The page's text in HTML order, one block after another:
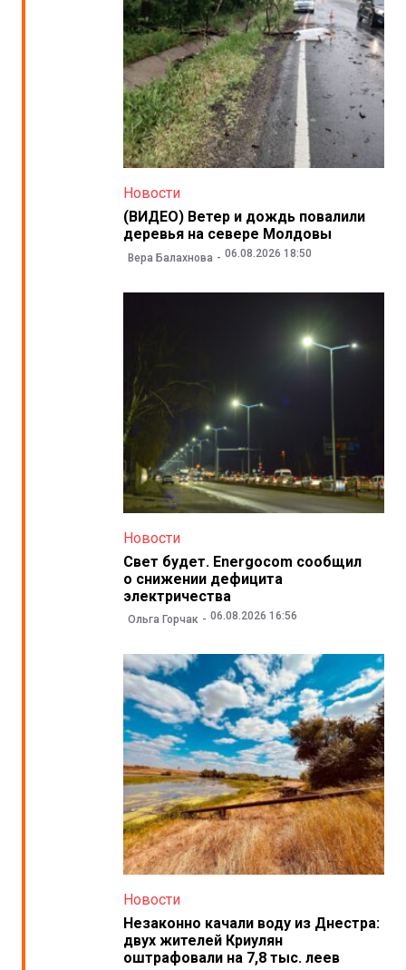
Новости
(ВИДЕО) Ветер и дождь повалили
деревья на севере Молдовы
Вера Балахнова 06.08.2026 18:50
Новости
Свет будет. Energocom сообщил
о снижении дефицита
электричества
Ольга Горчак 06.08.2026 16:56
Новости
Незаконно качали воду из Днестра:
двух жителей Криулян
оштрафовали на 7,8 тыс. леев